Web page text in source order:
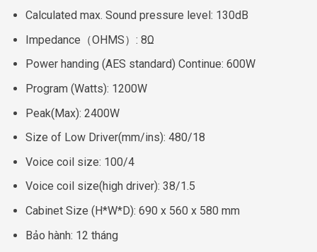
Calculated max. Sound pressure level: 130dB
Impedance（OHMS）: 8Ω
Power handing (AES standard) Continue: 600W
Program (Watts): 1200W
Peak(Max): 2400W
Size of Low Driver(mm/ins): 480/18
Voice coil size: 100/4
Voice coil size(high driver): 38/1.5
Cabinet Size (H*W*D): 690 x 560 x 580 mm
Bảo hành: 12 tháng